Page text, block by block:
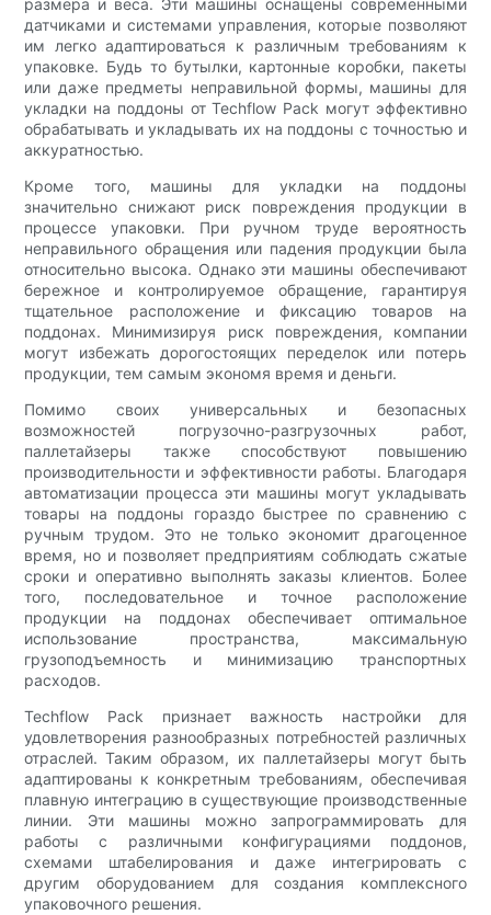
размера и веса. Эти машины оснащены современными
датчиками и системами управления, которые позволяют
им легко адаптироваться к различным требованиям к
упаковке. Будь то бутылки, картонные коробки, пакеты
или даже предметы неправильной формы, машины для
укладки на поддоны от Techflow Pack могут эффективно
обрабатывать и укладывать их на поддоны с точностью и
аккуратностью.
Кроме того, машины для укладки на поддоны
значительно снижают риск повреждения продукции в
процессе упаковки. При ручном труде вероятность
неправильного обращения или падения продукции была
относительно высока. Однако эти машины обеспечивают
бережное и контролируемое обращение, гарантируя
тщательное расположение и фиксацию товаров на
поддонах. Минимизируя риск повреждения, компании
могут избежать дорогостоящих переделок или потерь
продукции, тем самым экономя время и деньги.
Помимо своих универсальных и безопасных
возможностей погрузочно-разгрузочных работ,
паллетайзеры также способствуют повышению
производительности и эффективности работы. Благодаря
автоматизации процесса эти машины могут укладывать
товары на поддоны гораздо быстрее по сравнению с
ручным трудом. Это не только экономит драгоценное
время, но и позволяет предприятиям соблюдать сжатые
сроки и оперативно выполнять заказы клиентов. Более
того, последовательное и точное расположение
продукции на поддонах обеспечивает оптимальное
использование пространства, максимальную
грузоподъемность и минимизацию транспортных
расходов.
Techflow Pack признает важность настройки для
удовлетворения разнообразных потребностей различных
отраслей. Таким образом, их паллетайзеры могут быть
адаптированы к конкретным требованиям, обеспечивая
плавную интеграцию в существующие производственные
линии. Эти машины можно запрограммировать для
работы с различными конфигурациями поддонов,
схемами штабелирования и даже интегрировать с
другим оборудованием для создания комплексного
упаковочного решения.